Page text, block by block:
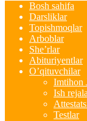
Bosh sahifa
Darsliklar
Topishmoqlar
Arboblar
She’rlar
Abituriyentlar
O’qituvchilar
Imtihon
Ish
Testlar